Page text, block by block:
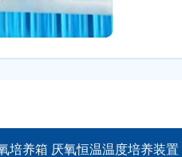
培养箱 厌氧恒温温度培养装置